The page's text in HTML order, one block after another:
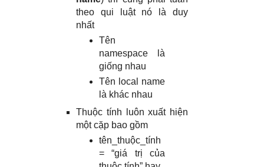
theo qui luật nó là duy
nhất
Tên
namespace là
giống nhau
Tên local name
là khác nhau
Thuộc tính luôn xuất hiện
một cặp bao gồm
tên_thuộc_tính
= “giá trị của